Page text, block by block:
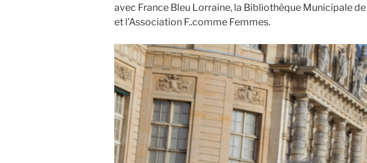
avec France Bleu Lorraine, la Bibliothèque Municipale
et l’Association F..comme Femmes.